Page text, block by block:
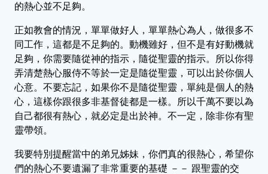
的熱心並不足夠。
正如教會的情況，單單做好人，單單熱心為人，做很多不
同工作，這都是不足夠的。動機雖好，但不是有好動機就
足夠，你需要隨從神的指示，隨從聖靈的指示。所以你得
弄清楚熱心服侍不等於一定是隨從聖靈，可以出於你個人
心意。不要忘記，如果你不是隨從聖靈，單純是個人的熱
心，這樣你跟很多非基督徒都是一樣。所以千萬不要以為
自己都很有熱心，就必定是出於神。不一定，除非你有聖
靈帶領。
我要特別提醒當中的弟兄姊妹，你們真的很熱心，希望你
們的熱心不要遺漏了非常重要的基礎 －－ 跟聖靈的交